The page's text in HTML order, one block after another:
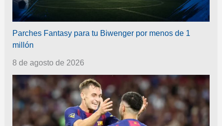
Parches Fantasy para tu Biwenger por menos de 1
millón
8 de agosto de 2026